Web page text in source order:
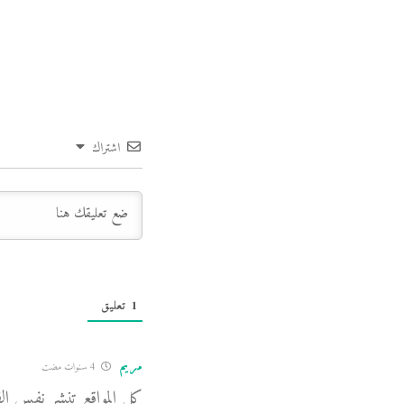
اشتراك
1 تعليق
مريم 4 سنوات مضت